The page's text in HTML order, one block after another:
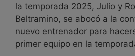
la temporada 2025, Julio y
Beltramino, se abocó a la
nuevo entrenador para
primer equipo en la